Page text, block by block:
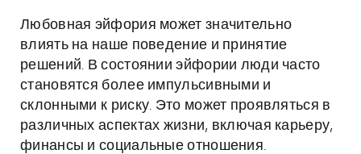
Любовная эйфория может значительно
влиять на наше поведение и принятие
решений. В состоянии эйфории люди часто
становятся более импульсивными и
склонными к риску. Это может проявляться в
различных аспектах жизни, включая карьеру,
финансы и социальные отношения.